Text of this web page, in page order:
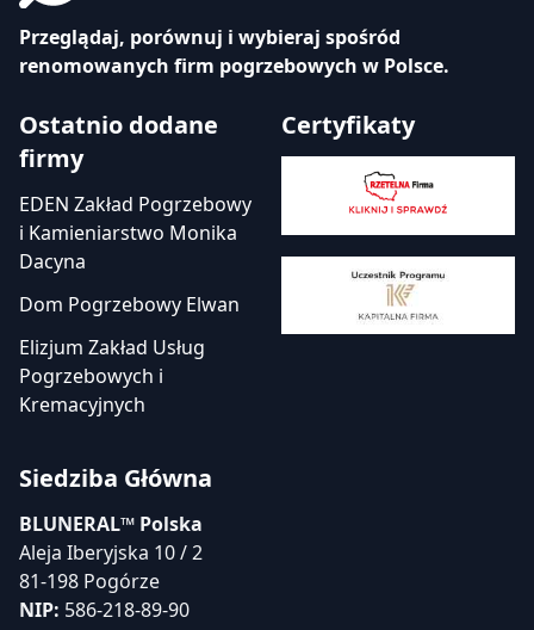
Przeglądaj, porównuj i wybieraj spośród
renomowanych firm pogrzebowych w Polsce.
Ostatnio dodane
firmy
EDEN Zakład Pogrzebowy
i Kamieniarstwo Monika
Dacyna
Dom Pogrzebowy Elwan
Elizjum Zakład Usług
Pogrzebowych i
Kremacyjnych
Certyfikaty
Siedziba Główna
BLUNERAL™ Polska
Aleja Iberyjska 10 / 2
81-198 Pogórze
NIP: 586-218-89-90